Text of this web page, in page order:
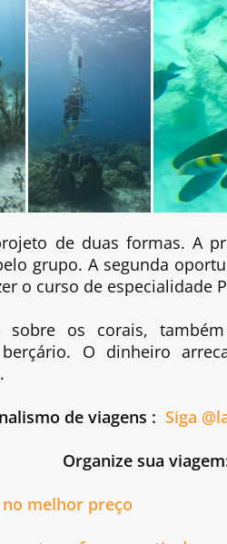
de duas formas. A
grupo. A segunda
o curso de especialidade
os corais,
O dinheiro
de viagens : Siga
Organize sua
melhor preço